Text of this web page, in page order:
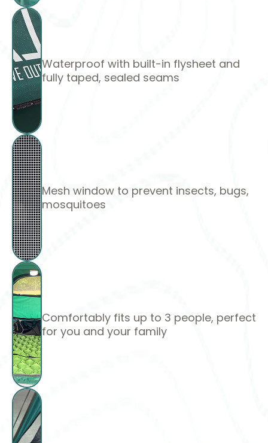
Waterproof with built-in flysheet and
fully taped, sealed seams
Mesh window to prevent insects, bugs,
mosquitoes
Comfortably fits up to 3 people, perfect
for you and your family